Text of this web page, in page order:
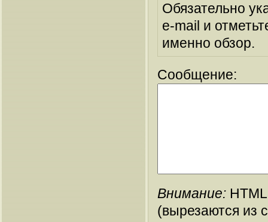
Обязательно
e-mail и
именно обзор.
Сообщение:
Внимание:
(вырезаются из